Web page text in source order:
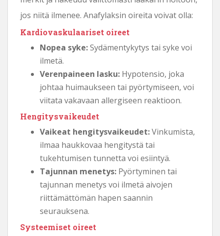
jos niitä ilmenee. Anafylaksin oireita voivat olla:
Kardiovaskulaariset oireet
Nopea syke:Sydämentykytys tai syke voi
ilmetä.
Verenpaineen lasku: Hypotensio, joka
johtaa huimaukseen tai pyörtymiseen, voi
viitata vakavaan allergiseen reaktioon.
Hengitysvaikeudet
Vaikeat hengitysvaikeudet:Vinkumista,
ilmaa haukkovaa hengitystä tai
tukehtumisen tunnetta voi esiintyä.
Tajunnan menetys: Pyörtyminen tai
tajunnan menetys voi ilmetä aivojen
riittämättömän hapen saannin
seurauksena.
Systeemiset oireet